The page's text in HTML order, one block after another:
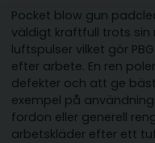
Pocket blow gun
väldigt kraftfull trots sin
luftspulser vilket gör
efter arbete. En ren
defekter och att ge
exempel på
fordon eller generell
arbetskläder efter ett